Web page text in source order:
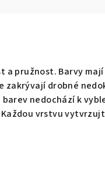
a pružnost. Barvy
zakrývají drobné
nedochází k
vrstvu